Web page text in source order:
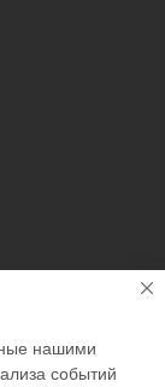
нашими
событий